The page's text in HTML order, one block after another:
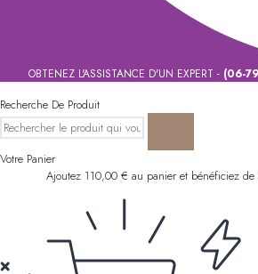
OBTENEZ L'ASSISTANCE D'UN EXPERT - (06-
Recherche De Produit
Votre Panier
Ajoutez 110,00 € au panier et bénéficiez